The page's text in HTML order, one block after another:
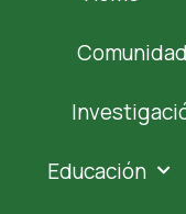
Educación